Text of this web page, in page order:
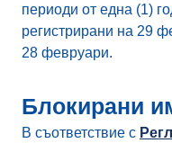
периоди от една (1)
регистрирани на 29
28 февруари.
Блокирани
В съответствие с